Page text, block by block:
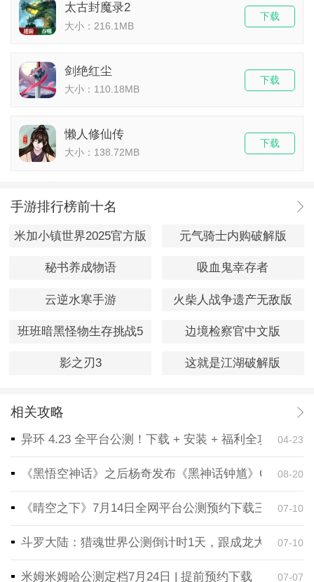
太古封魔录2
大小：216.1MB
下载
剑绝红尘
大小：110.18MB
下载
懒人修仙传
大小：138.72MB
下载
手游排行榜前十名
米加小镇世界2025官方版 元气骑士内购破解版
秘书养成物语 吸血鬼幸存者
云逆水寒手游 火柴人战争遗产无敌版
班班暗黑怪物生存挑战5 边境检察官中文版
影之刃3 这就是江湖破解版
相关攻略
异环 4.23 全平台公测！下载 + 安装 + 福利全攻略，一
04-23
《黑悟空神话》之后杨奇发布《黑神话钟馗》CG！预
08-20
《晴空之下》7月14日全网平台公测预约下载三端同步
07-10
斗罗大陆：猎魂世界公测倒计时1天，跟成龙大哥一起
07-10
米姆米姆哈公测定档7月24日 | 提前预约下载 07-07